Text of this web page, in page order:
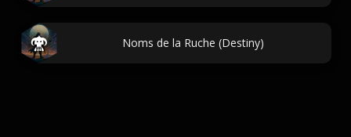
Noms de la Ruche (Destiny)